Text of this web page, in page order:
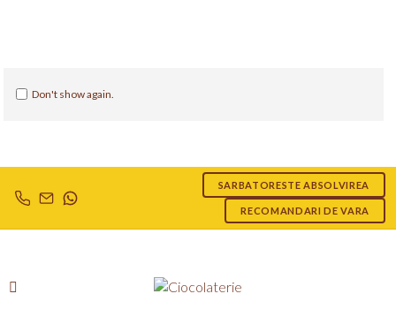
Don't show again.
SARBATORESTE ABSOLVIREA
RECOMANDARI DE VARA